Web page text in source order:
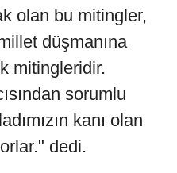
olan bu mitingler,
düşmanına
mitingleridir.
sorumlu
kanı olan
dedi.